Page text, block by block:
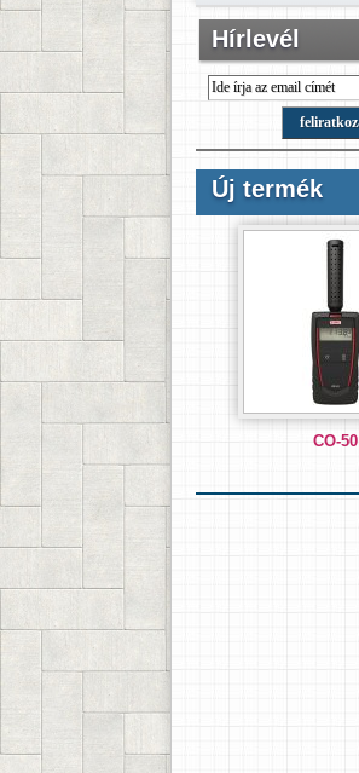
Hírlevél
Új termék
CO-50